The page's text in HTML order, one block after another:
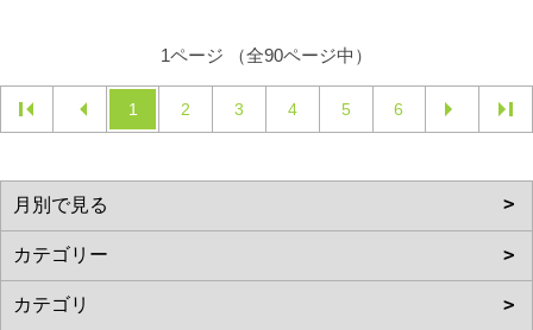
1ページ （全90ページ中）
1 2 3 4 5 6